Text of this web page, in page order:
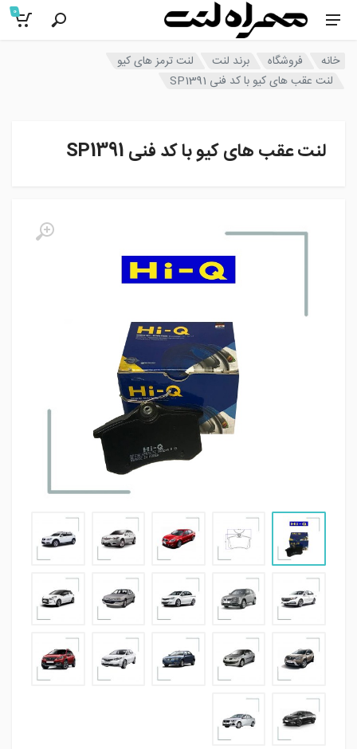
0
خانه فروشگاه برند لنت
لنت ترمز های کیو
لنت عقب های کیو با کد فنی SP1391
لنت عقب های کیو با کد فنی SP1391